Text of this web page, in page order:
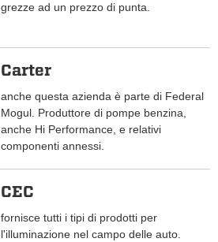
grezze ad un prezzo di punta.
Carter
anche questa azienda è parte di Federal
Mogul. Produttore di pompe benzina,
anche Hi Performance, e relativi
componenti annessi.
CEC
fornisce tutti i tipi di prodotti per
l'illuminazione nel campo delle auto.